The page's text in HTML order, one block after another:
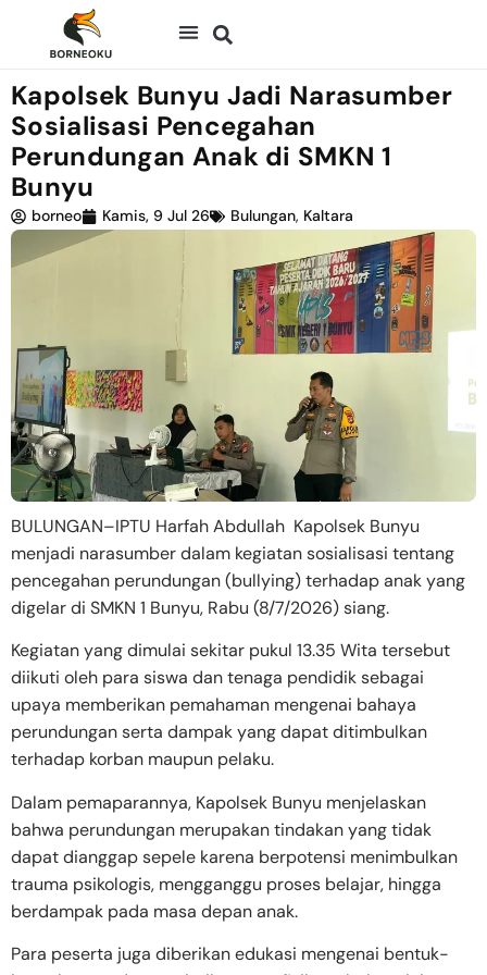
Kapolsek Bunyu Jadi Narasumber
Sosialisasi Pencegahan
Perundungan Anak di SMKN 1
Bunyu
borneo Kamis, 9 Jul 26 Bulungan, Kaltara
BULUNGAN–IPTU Harfah Abdullah Kapolsek Bunyu
menjadi narasumber dalam kegiatan sosialisasi tentang
pencegahan perundungan (bullying) terhadap anak yang
digelar di SMKN 1 Bunyu, Rabu (8/7/2026) siang.
Kegiatan yang dimulai sekitar pukul 13.35 Wita tersebut
diikuti oleh para siswa dan tenaga pendidik sebagai
upaya memberikan pemahaman mengenai bahaya
perundungan serta dampak yang dapat ditimbulkan
terhadap korban maupun pelaku.
Dalam pemaparannya, Kapolsek Bunyu menjelaskan
bahwa perundungan merupakan tindakan yang tidak
dapat dianggap sepele karena berpotensi menimbulkan
trauma psikologis, mengganggu proses belajar, hingga
berdampak pada masa depan anak.
Para peserta juga diberikan edukasi mengenai bentuk-